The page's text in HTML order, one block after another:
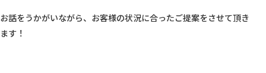
お話をうかがいながら、お客様の状況に合ったご提案をさせて頂き
ます！